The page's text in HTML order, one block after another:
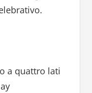
a quattro lati